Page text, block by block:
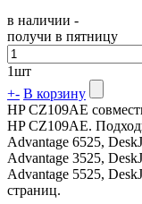
в наличии -
получи в пятницу
1шт
+- В корзину
HP CZ109AE
HP CZ109AE.
Advantage 6525,
Advantage 3525,
Advantage 5525,
страниц.